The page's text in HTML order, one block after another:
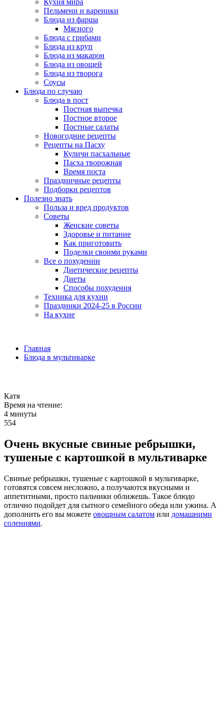
Кухня мира
Пельмени и вареники
Блюда из фарша
Мясного
Блюда с грибами
Блюда из круп
Блюда из макарон
Блюда из овощей
Блюда из творога
Соусы
Блюда по случаю
Блюда в пост
Постная выпечка
Постное второе
Постные салаты
Новогодние рецепты
Рецепты на Пасху
Куличи пасхальные
Пасха творожная
Время поста
Праздничные рецепты
Подборки рецептов
Полезно знать
Польза и вред продуктов
Советы
Женские советы
Здоровье и питание
Как приготовить
Поделки своими руками
Все о похудении
Диетические рецепты
Диеты
Способы похудения
Техника для кухни
Праздники 2024-25 в России
На кухне
Главная
Блюда в мультиварке
Катя
Время на чтение:
4 минуты
554
Очень вкусные свиные ребрышки,
тушеные с картошкой в мультиварке
Свиные ребрышки, тушеные с картошкой в мультиварке,
готовятся совсем несложно, а получаются вкусными и
аппетитными, просто пальчики оближешь. Такое блюдо
отлично подойдет для сытного семейного обеда или ужина. А
дополнить его вы можете овощным салатом или домашними
солениями.